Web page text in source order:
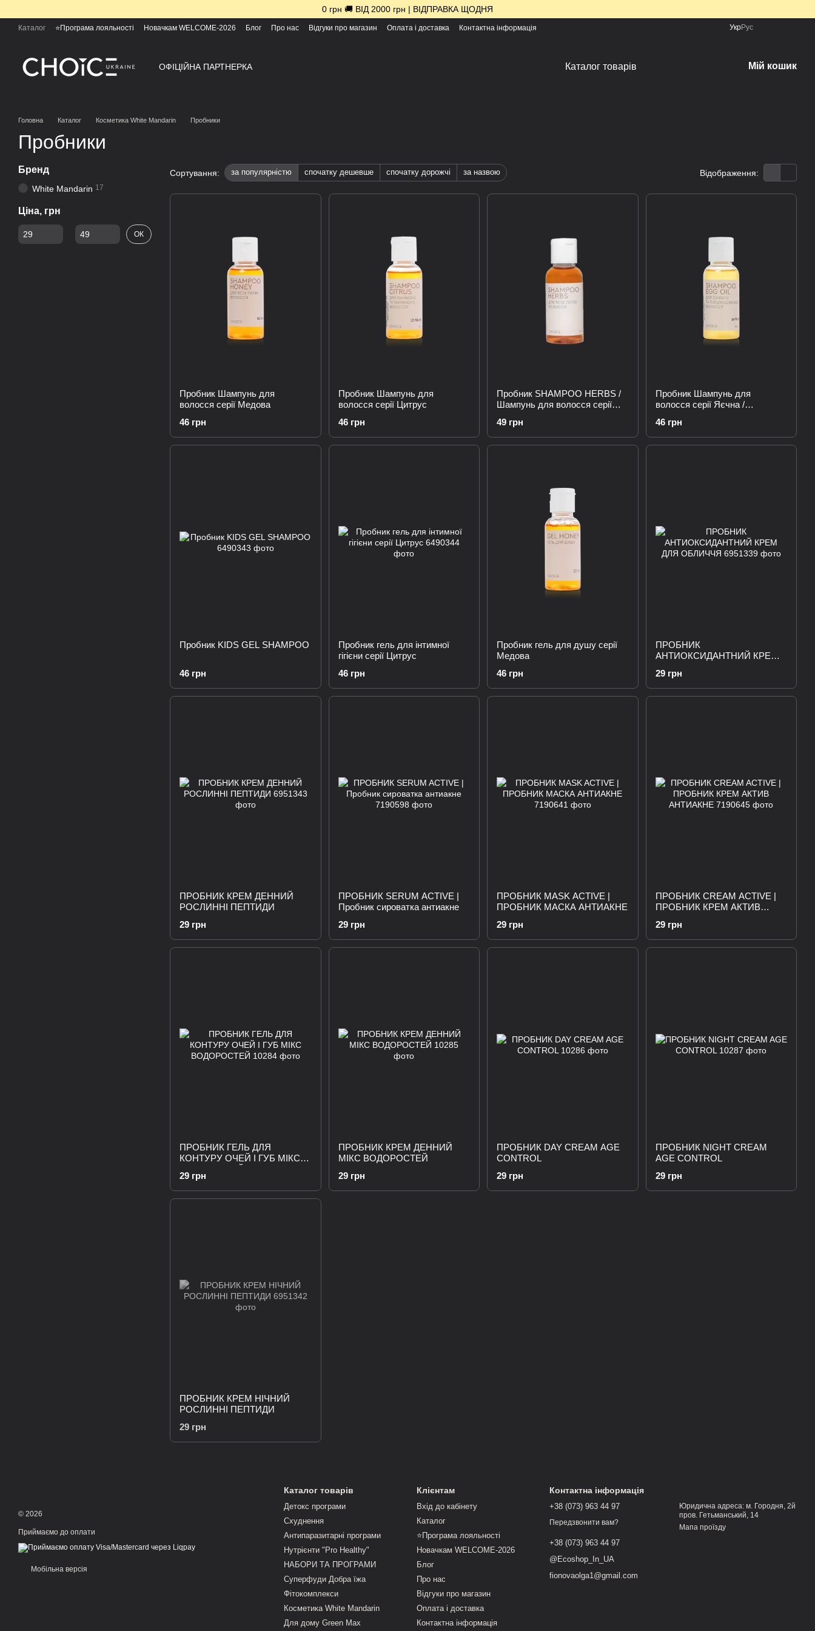
0 грн 🚚 ВІД 2000 грн | ВІДПРАВКА ЩОДНЯ
Каталог ⭐Програма лояльності Новачкам WELCOME-2026 Блог Про нас Відгуки про магазин Оплата і доставка Контактна інформація УкрРус
ОФІЦІЙНА ПАРТНЕРКА Каталог товарів Мій кошик
Головна Каталог Косметика White Mandarin Пробники
Пробники
Сортування: за популярністю спочатку дешевше спочатку дорожчі за назвою Відображення:
Пробник Шампунь для
волосся серії Медова
46 грн
Пробник Шампунь для
волосся серії Цитрус
46 грн
Пробник SHAMPOO HERBS /
Шампунь для волосся серії
49 грн
Пробник Шампунь для
волосся серії Яєчна /
46 грн
Пробник KIDS GEL SHAMPOO
46 грн
Пробник гель для інтимної
гігієни серії Цитрус
46 грн
Пробник гель для душу серії
Медова
46 грн
ПРОБНИК
АНТИОКСИДАНТНИЙ КРЕМ
29 грн
ПРОБНИК КРЕМ ДЕННИЙ
РОСЛИННІ ПЕПТИДИ
29 грн
ПРОБНИК SERUM ACTIVE |
Пробник сироватка антиакне
29 грн
ПРОБНИК MASK ACTIVE |
ПРОБНИК МАСКА АНТИАКНЕ
29 грн
ПРОБНИК CREAM ACTIVE |
ПРОБНИК КРЕМ АКТИВ
29 грн
ПРОБНИК ГЕЛЬ ДЛЯ
КОНТУРУ ОЧЕЙ І ГУБ МІКС
29 грн
ПРОБНИК КРЕМ ДЕННИЙ
МІКС ВОДОРОСТЕЙ
29 грн
ПРОБНИК DAY CREAM AGE
CONTROL
29 грн
ПРОБНИК NIGHT CREAM
AGE CONTROL
29 грн
ПРОБНИК КРЕМ НІЧНИЙ
РОСЛИННІ ПЕПТИДИ
29 грн
Бренд
White Mandarin 17
Ціна, грн
Від Ціна, грн
До Ціна, грн ОК
© 2026
Приймаємо до оплати
Мобільна версія
Каталог товарів
Детокс програми
Схуднення
Антипаразитарні програми
Нутрієнти "Pro Healthy"
НАБОРИ ТА ПРОГРАМИ
Суперфуди Добра їжа
Фітокомплекси
Косметика White Mandarin
Для дому Green Max
Клієнтам
Вхід до кабінету
Каталог
⭐Програма лояльності
Новачкам WELCOME-2026
Блог
Про нас
Відгуки про магазин
Оплата і доставка
Контактна інформація
Контактна інформація
+38 (073) 963 44 97
Передзвонити вам?
+38 (073) 963 44 97
@Ecoshop_In_UA
fionovaolga1@gmail.com
Юридична адреса: м. Городня, 2й
пров. Гетьманський, 14
Мапа проїзду